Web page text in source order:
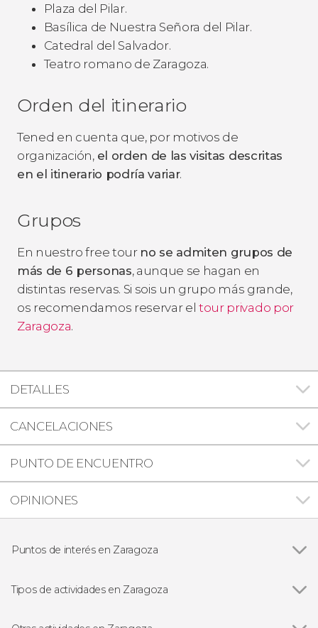
Plaza del Pilar.
Basílica de Nuestra Señora del Pilar.
Catedral del Salvador.
Teatro romano de Zaragoza.
Orden del itinerario
Tened en cuenta que, por motivos de
organización, el orden de las visitas descritas
en el itinerario podría variar.
Grupos
En nuestro free tour no se admiten grupos de
más de 6 personas, aunque se hagan en
distintas reservas. Si sois un grupo más grande,
os recomendamos reservar eltour privado por
Zaragoza.
DETALLES
CANCELACIONES
PUNTO DE ENCUENTRO
OPINIONES
Puntos de interés en Zaragoza
Catedral del Salvador
Tipos de actividades en Zaragoza